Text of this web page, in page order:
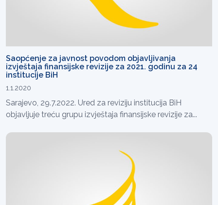
Saopćenje za javnost povodom objavljivanja
izvještaja finansijske revizije za 2021. godinu za 24
institucije BiH
1.1.2020
Sarajevo, 29.7.2022. Ured za reviziju institucija BiH
objavljuje treću grupu izvještaja finansijske revizije za...